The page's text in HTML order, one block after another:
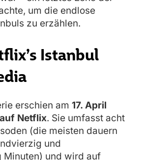
um die endlose
zu erzählen.
Istanbul
erschien am 17. April
Netflix. Sie umfasst acht
(die meisten dauern
und
und wird auf